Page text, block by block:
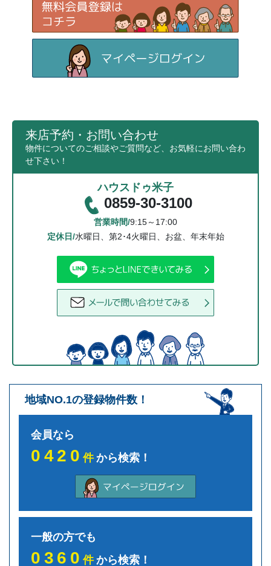
来店予約・お問い合わせ
物件についてのご相談やご質問など、お気軽にお問い合わ
せ下さい！
ハウスドゥ米子
0859-30-3100
営業時間/9:15～17:00
定休日/水曜日、第2･4火曜日、お盆、年末年始
地域NO.1の登録物件数！
会員なら
0420件から検索！
一般の方でも
0360件から検索！